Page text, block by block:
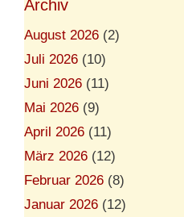
Archiv
August 2026 (2)
Juli 2026 (10)
Juni 2026 (11)
Mai 2026 (9)
April 2026 (11)
März 2026 (12)
Februar 2026 (8)
Januar 2026 (12)